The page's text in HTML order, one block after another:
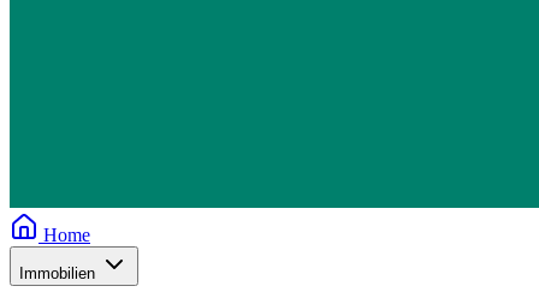
Home
Immobilien